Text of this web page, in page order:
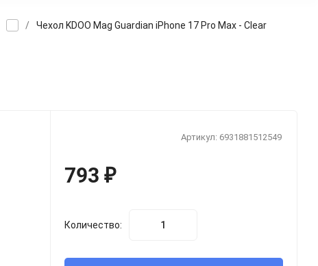
/ Чехол KDOO Mag Guardian iPhone 17 Pro Max - Clear
Артикул: 6931881512549
793₽
Количество: